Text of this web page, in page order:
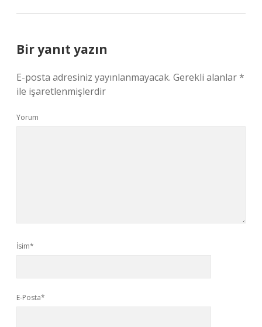
Bir yanıt yazın
E-posta adresiniz yayınlanmayacak. Gerekli alanlar*
ile işaretlenmişlerdir
Yorum
İsim*
E-Posta*